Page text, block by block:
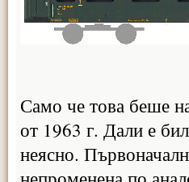
Само че това беше
от 1963 г. Дали е
неясно.